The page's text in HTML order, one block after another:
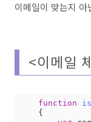
이메일이 맞는지
<이메일
function
{